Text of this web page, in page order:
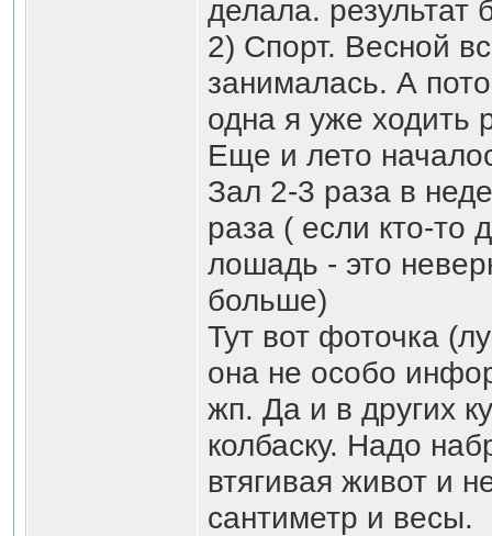
делала. результат
2) Спорт. Весной
занималась. А
одна я уже ходить
Еще и лето
Зал 2-3 раза в
раза ( если кто-то
лошадь - это
больше)
Тут вот фоточка
она не особо
жп. Да и в других
колбаску. Надо
втягивая живот и
сантиметр и весы.